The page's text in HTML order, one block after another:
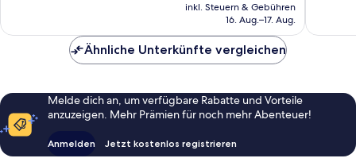
beträgt
inkl. Steuern & Gebühren
16. Aug.–17. Aug.
Ähnliche Unterkünfte vergleichen
Melde dich an, um verfügbare Rabatte und Vorteile
anzuzeigen. Mehr Prämien für noch mehr Abenteuer!
Anmelden Jetzt kostenlos registrieren